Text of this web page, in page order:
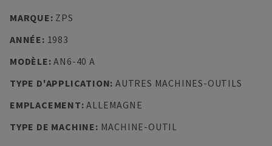
MARQUE: ZPS
ANNÉE: 1983
MODÈLE:AN6-40 A
TYPE D'APPLICATION: AUTRES MACHINES-OUTILS
EMPLACEMENT:ALLEMAGNE
TYPE DE MACHINE: MACHINE-OUTIL